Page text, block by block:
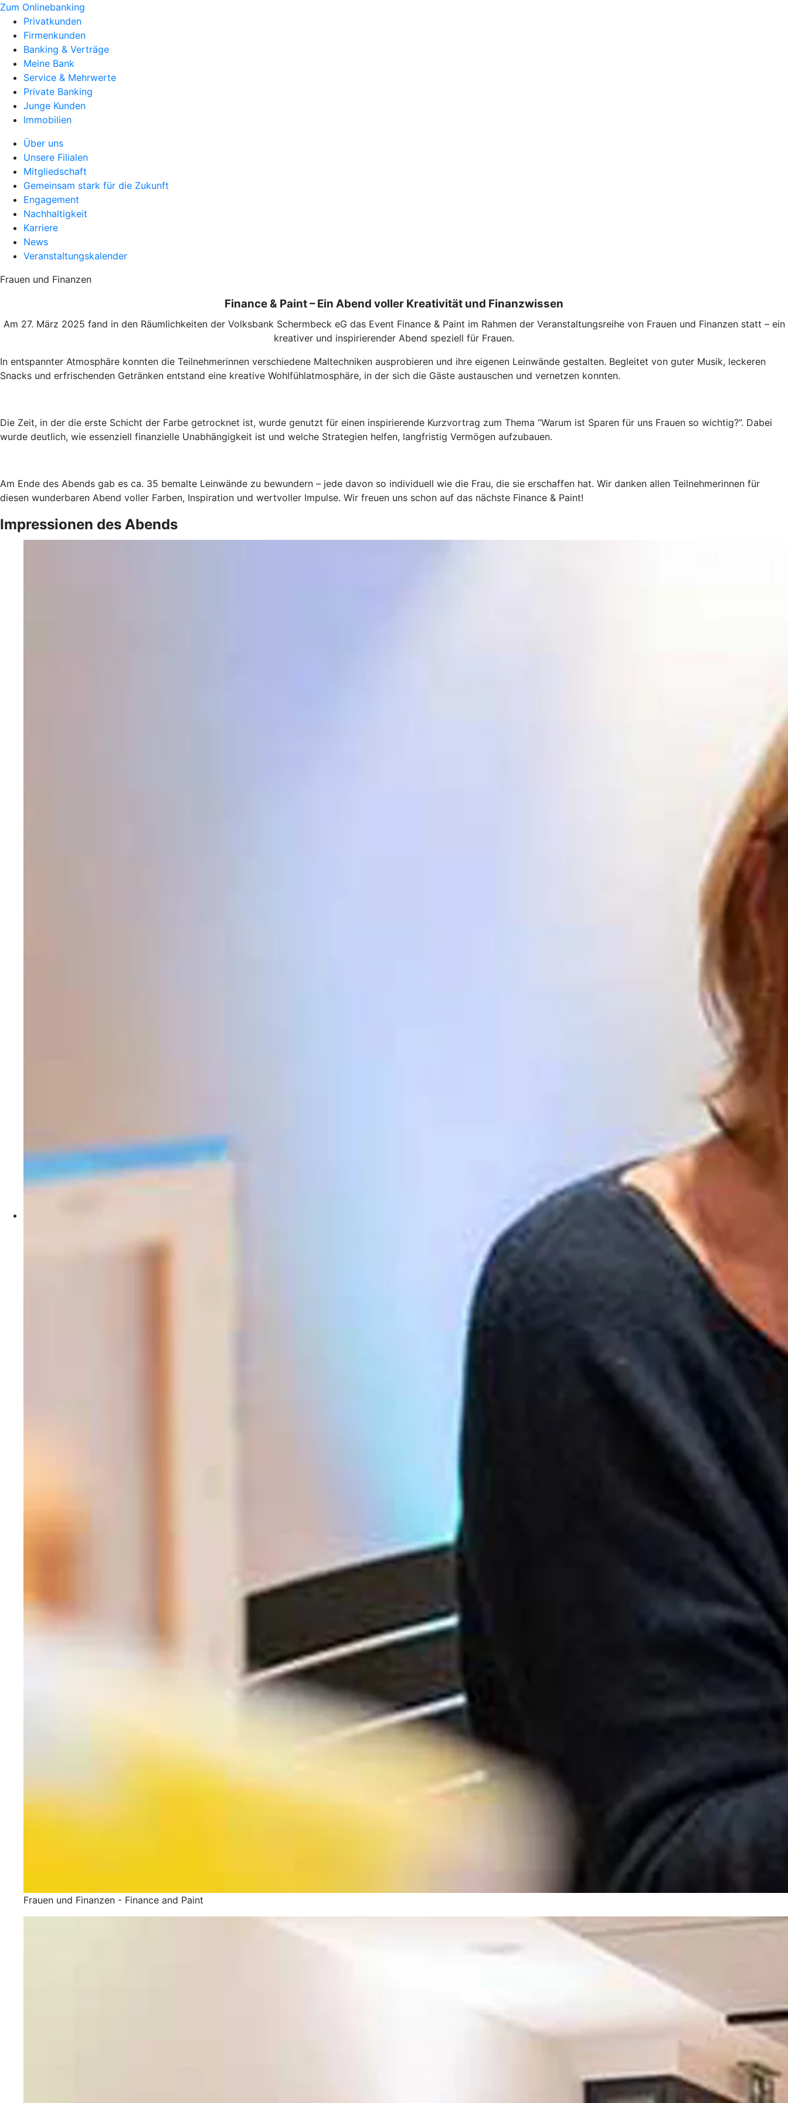
Zum Onlinebanking
Privatkunden
Firmenkunden
Banking & Verträge
Meine Bank
Service & Mehrwerte
Private Banking
Junge Kunden
Immobilien
Über uns
Unsere Filialen
Mitgliedschaft
Gemeinsam stark für die Zukunft
Engagement
Nachhaltigkeit
Karriere
News
Veranstaltungskalender
Frauen und Finanzen
Finance & Paint – Ein Abend voller Kreativität und Finanzwissen
Am 27. März 2025 fand in den Räumlichkeiten der Volksbank Schermbeck eG das Event Finance & Paint im Rahmen der Veranstaltungsreihe von Frauen und Finanzen statt – ein
kreativer und inspirierender Abend speziell für Frauen.
In entspannter Atmosphäre konnten die Teilnehmerinnen verschiedene Maltechniken ausprobieren und ihre eigenen Leinwände gestalten. Begleitet von guter Musik, leckeren
Snacks und erfrischenden Getränken entstand eine kreative Wohlfühlatmosphäre, in der sich die Gäste austauschen und vernetzen konnten.
Die Zeit, in der die erste Schicht der Farbe getrocknet ist, wurde genutzt für einen inspirierende Kurzvortrag zum Thema “Warum ist Sparen für uns Frauen so wichtig?”. Dabei
wurde deutlich, wie essenziell finanzielle Unabhängigkeit ist und welche Strategien helfen, langfristig Vermögen aufzubauen.
Am Ende des Abends gab es ca. 35 bemalte Leinwände zu bewundern – jede davon so individuell wie die Frau, die sie erschaffen hat. Wir danken allen Teilnehmerinnen für
diesen wunderbaren Abend voller Farben, Inspiration und wertvoller Impulse. Wir freuen uns schon auf das nächste Finance & Paint!
Impressionen des Abends
Frauen und Finanzen - Finance and Paint